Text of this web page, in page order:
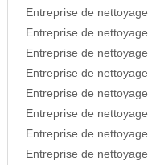
Entreprise de
Entreprise de
Entreprise de
Entreprise de
Entreprise de
Entreprise de
Entreprise de
Entreprise de